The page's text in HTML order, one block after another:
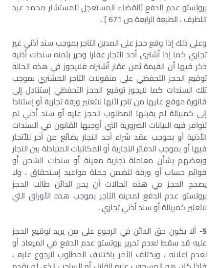
بروتستو عدم الدفع [القضاء المستعجل للمستشار محمد عبد
اللطيف ، الطبعة الرابعة ص 671 ] .
وعلى ذلك إذا وقع حجز على المدين التاجر بموجب سند أذني غير
تجاري كما إذا أشترى أحد التجار عقارا وحرر بثمنه سندات أذنية
ذكر فيها أن القيمة ثمن عقار أشتراه فلايجوز في هذه الحالة
توقيع الحجز التحفظي على منقولات التاجر المشتري بموجب
تلك السندات كما لايجوز توقيع الحجز التحفظي إستنادل إلى
فاتورة موقع عليها من تاجر لأنها لاتعتبر ورقة تجارية أو إستنادا
إلى كمبيالة لم يقبلها المطلوب الحجز عليه أو سند أذني لم
تتوافر فيه البيانات الضرورية التي أوجبها القانون في السندات
الأذنية أو بموجب عقد شراء أحد التجار بضائع من أخر للأتجار
فيها أو بموجب الدفاتر التجارية أو المكاتبات المتبادلة بين التجار
وبعضهم بشأن معاملة تجارية معينة أو سندات الشحن أو
قوائم حساب أو ورقة تتضمن جملة مواعيد إستحقاق ، ولا
يصحح الحجز في هذه الحالات أن يحرر الدائن طالب الحجز
بروتستو عدم الدفع لمدينه التاجر بموجب هذه الأوراق التي
لاتعتبر كمبيالة أو سند أذني تجاري .
5- ألا يكون حق الدائن في الرجوع على من يريد توقيع الحجز
عليه قد سقط لعدم تحرير بروتستو عدم الدفع في الميعاد أو
لعدم اعلانه ، ويختلف الأمر باختلاف المطلوب الرجوع عليه ،